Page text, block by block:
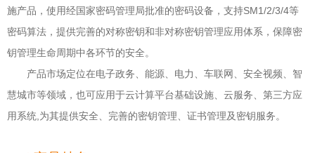
施产品，使用经国家密码管理局批准的密码设备，支持SM1/2/3/4等
密码算法，提供完善的对称密钥和非对称密钥管理应用体系，保障密
钥管理生命周期中各环节的安全。
产品市场定位在电子政务、能源、电力、车联网、安全视频、智
慧城市等领域，也可应用于云计算平台基础设施、云服务、第三方应
用系统,为其提供安全、完善的密钥管理、证书管理及密钥服务。